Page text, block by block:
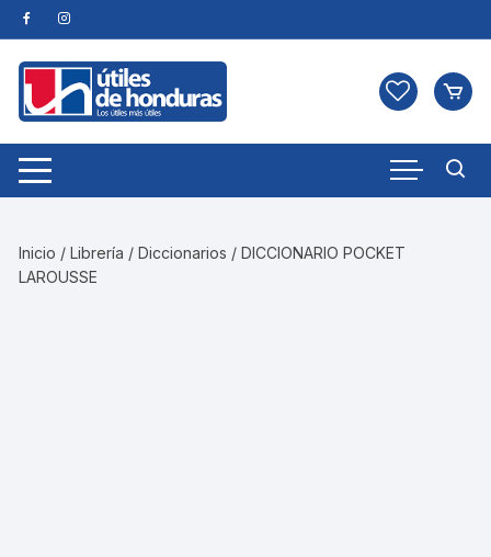
Skip
to
content
Inicio /Librería /Diccionarios / DICCIONARIO POCKET
LAROUSSE